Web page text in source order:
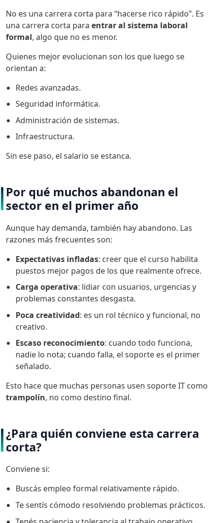
No es una carrera corta para “hacerse rico rápido”. Es
una carrera corta para entrar al sistema laboral
formal, algo que no es menor.
Quienes mejor evolucionan son los que luego se
orientan a:
Redes avanzadas.
Seguridad informática.
Administración de sistemas.
Infraestructura.
Sin ese paso, el salario se estanca.
Por qué muchos abandonan el
sector en el primer año
Aunque hay demanda, también hay abandono. Las
razones más frecuentes son:
Expectativas infladas: creer que el curso habilita
puestos mejor pagos de los que realmente ofrece.
Carga operativa: lidiar con usuarios, urgencias y
problemas constantes desgasta.
Poca creatividad: es un rol técnico y funcional, no
creativo.
Escaso reconocimiento: cuando todo funciona,
nadie lo nota; cuando falla, el soporte es el primer
señalado.
Esto hace que muchas personas usen soporte IT como
trampolín, no como destino final.
¿Para quién conviene esta carrera
corta?
Conviene si:
Buscás empleo formal relativamente rápido.
Te sentís cómodo resolviendo problemas prácticos.